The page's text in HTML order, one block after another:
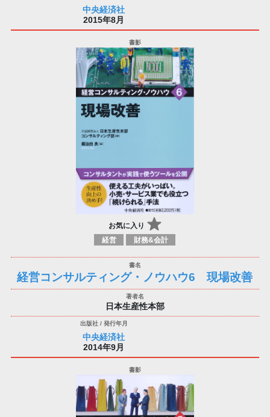
中央経済社
2015年8月
お気に入り
経営 財務&会計
経営コンサルティング・ノウハウ6 現場改善
日本生産性本部
中央経済社
2014年9月